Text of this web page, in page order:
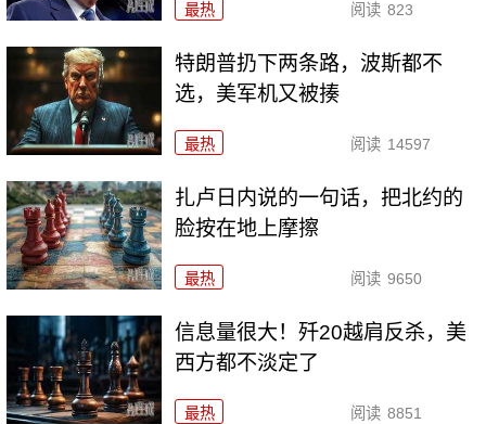
最热 阅读 823
特朗普扔下两条路，波斯都不
选，美军机又被揍
最热 阅读 14597
扎卢日内说的一句话，把北约的
脸按在地上摩擦
最热 阅读 9650
信息量很大！歼20越肩反杀，美
西方都不淡定了
最热 阅读 8851